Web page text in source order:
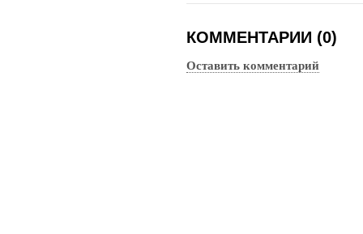
КОММЕНТАРИИ (0)
Оставить комментарий